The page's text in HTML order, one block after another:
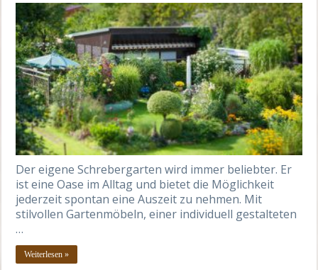
Der eigene Schrebergarten wird immer beliebter. Er
ist eine Oase im Alltag und bietet die Möglichkeit
jederzeit spontan eine Auszeit zu nehmen. Mit
stilvollen Gartenmöbeln, einer individuell gestalteten
…
Weiterlesen »